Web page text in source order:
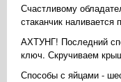
Счастливому
стаканчик наливается
АХТУНГ! Последний
ключ. Скручиваем
Способы с яйцами -